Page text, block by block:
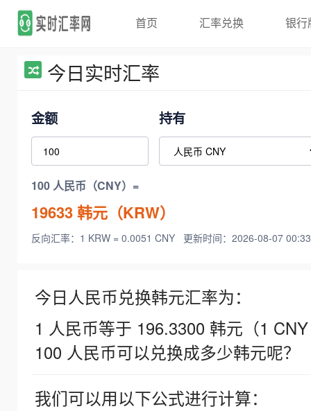
首页 汇率兑换 银行
今日实时汇率
金额 持有
100 人民币（CNY）=
19633韩元（KRW）
反向汇率：1 KRW = 0.0051 CNY 更新时间：2026-08-07
今日人民币兑换韩元汇率为：
1 人民币等于 196.3300 韩元（1
100 人民币可以兑换成多少韩元呢？
我们可以用以下公式进行计算：